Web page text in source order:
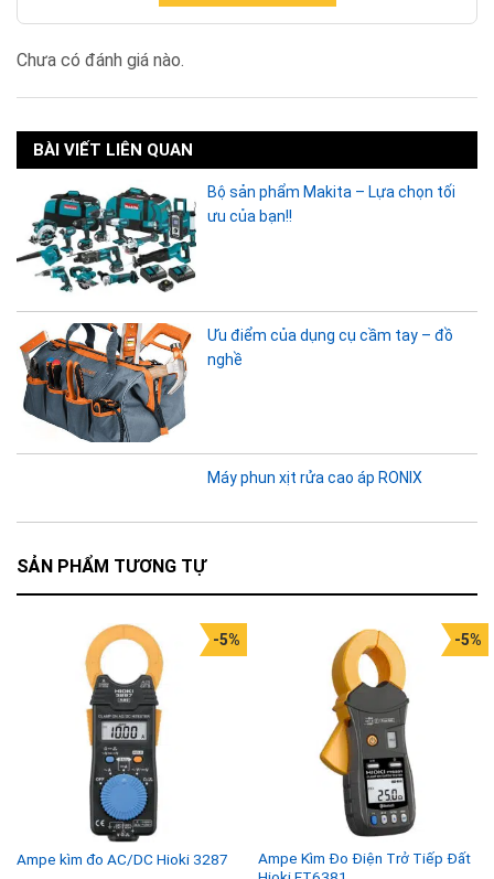
Chưa có đánh giá nào.
BÀI VIẾT LIÊN QUAN
Bộ sản phẩm Makita – Lựa chọn tối
ưu của bạn!!
Ưu điểm của dụng cụ cầm tay – đồ
nghề
Máy phun xịt rửa cao áp RONIX
SẢN PHẨM TƯƠNG TỰ
Ampe kìm đo AC/DC Hioki 3287
-5%
Ampe Kìm Đo Điện Trở Tiếp Đất
-5%